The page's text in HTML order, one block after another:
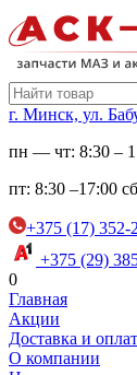
г. Минск, ул.
пн — чт: 8:30 –
пт: 8:30 –17:00
+375 (17) 352-
+375 (29)
0
Главная
Акции
Доставка и
О компании